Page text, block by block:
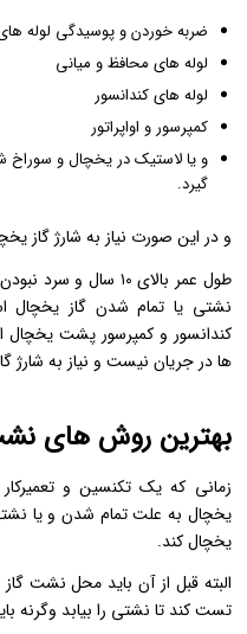
ضربه خوردن و پوسیدگی لوله
لوله های محافظ و میانی
لوله های کندانسور
کمپرسور و اواپراتور
و یا لاستیک در یخچال و
گیرد.
و در این صورت نیاز به شارژ گاز
طول عمر بالای ۱۰
نشتی یا تمام شدن گاز یخچال
کندانسور و کمپرسور پشت یخچال
ها در جریان نیست و نیاز به شارژ
بهترین روش های
زمانی که یک تکنسین و
یخچال به علت تمام شدن و یا
یخچال کند.
البته قبل از آن باید محل نشت گاز
تست کند تا نشتی را بیابد وگرنه